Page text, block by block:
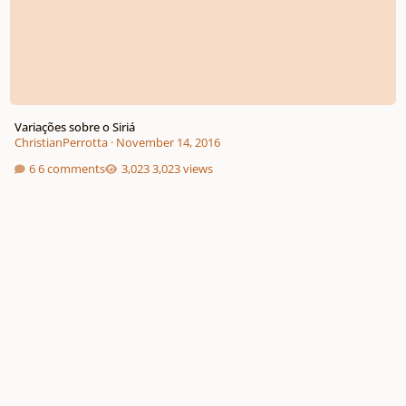
Variações sobre o Siriá
ChristianPerrotta· November 14, 2016
6 comments
3,023 views